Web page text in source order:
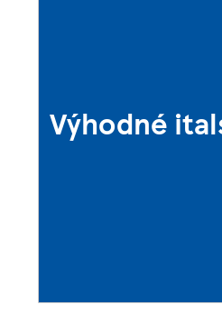
Výhodné